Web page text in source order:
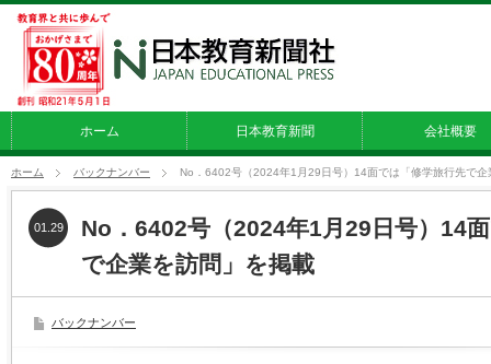
ホーム 日本教育新聞 会社概要
ホーム バックナンバー No．6402号（2024年1月29日号）14面では「修学旅行先で企
No．6402号（2024年1月29日号）14
で企業を訪問」を掲載
01.29
バックナンバー